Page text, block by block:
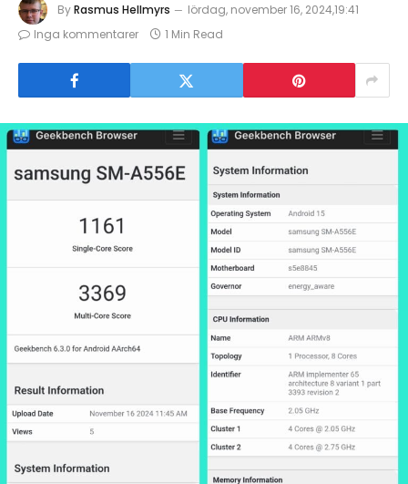
ByRasmus Hellmyrs
lördag, november 16, 2024,19:41
Inga kommentarer
1 Min Read